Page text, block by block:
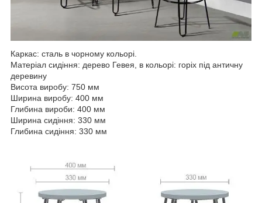
Каркас: сталь в чорному кольорі.
Матеріал сидіння: дерево Гевея, в кольорі: горіх під античну
деревину
Висота виробу: 750 мм
Ширина виробу: 400 мм
Глибина вироби: 400 мм
Ширина сидіння: 330 мм
Глибина сидіння: 330 мм